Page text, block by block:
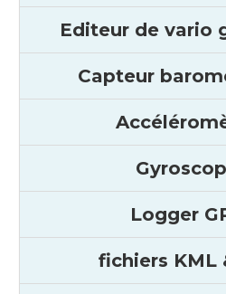
Editeur de vario
Capteur
Logger
fichiers KML